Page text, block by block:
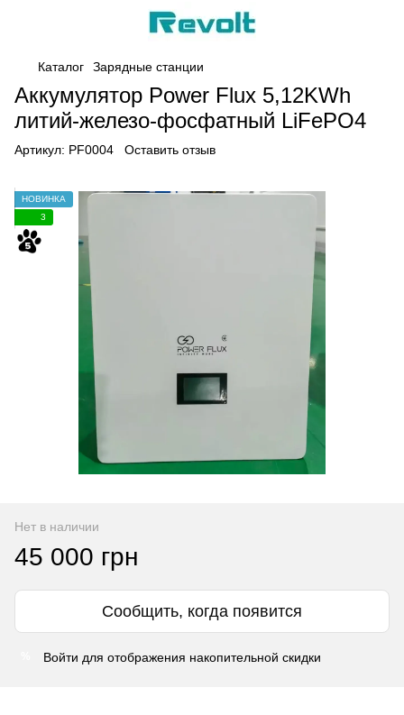
Каталог Зарядные станции
Аккумулятор Power Flux 5,12KWh
литий-железо-фосфатный LiFePO4
Артикул: PF0004 Оставить отзыв
НОВИНКА
3
Нет в наличии
45 000 грн
Сообщить, когда появится
Войти для отображения накопительной скидки